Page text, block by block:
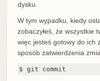
dysku.
W tym wypadku, kiedy
zobaczyłeś, że wszystkie
więc jesteś gotowy do ich
sposób zatwierdzenia
$ git commit